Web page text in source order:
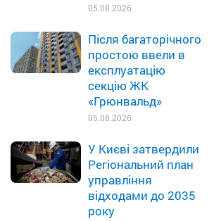
05.08.2026
Після багаторічного
простою ввели в
експлуатацію
секцію ЖК
«Грюнвальд»
05.08.2026
У Києві затвердили
Регіональний план
управління
відходами до 2035
року